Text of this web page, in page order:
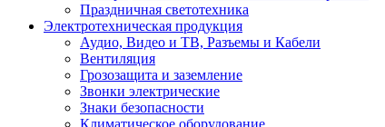
Праздничная светотехника
Электротехническая продукция
Аудио, Видео и ТВ, Разъемы и Кабели
Вентиляция
Грозозащита и заземление
Звонки электрические
Знаки безопасности
Климатическое оборудование